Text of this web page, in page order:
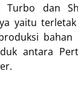
Turbo dan
yaitu
bahan
antara